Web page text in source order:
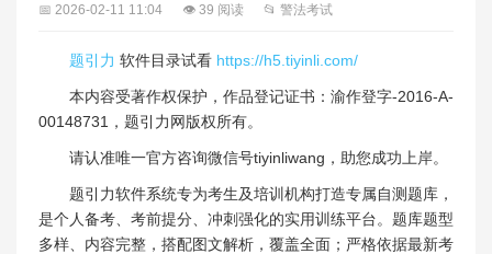
📅 2026-02-11 11:04 👁 39 阅读 📂 警法考试
题引力 软件目录试看 https://h5.tiyinli.com/
本内容受著作权保护，作品登记证书：渝作登字-2016-A-
00148731，题引力网版权所有。
请认准唯一官方咨询微信号tiyinliwang，助您成功上岸。
题引力软件系统专为考生及培训机构打造专属自测题库，
是个人备考、考前提分、冲刺强化的实用训练平台。题库题型
多样、内容完整，搭配图文解析，覆盖全面；严格依据最新考